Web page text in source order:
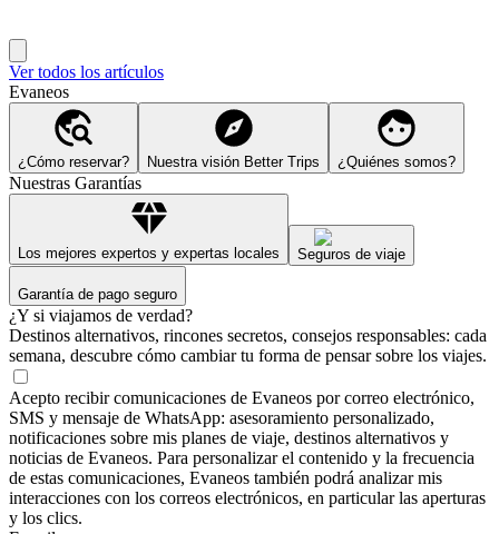
Ver todos los artículos
Evaneos
¿Cómo reservar? Nuestra visión Better Trips ¿Quiénes somos?
Nuestras Garantías
Los mejores expertos y expertas locales Seguros de viaje
Garantía de pago seguro
¿Y si viajamos de verdad?
Destinos alternativos, rincones secretos, consejos responsables: cada
semana, descubre cómo cambiar tu forma de pensar sobre los viajes.
Acepto recibir comunicaciones de Evaneos por correo electrónico,
SMS y mensaje de WhatsApp: asesoramiento personalizado,
notificaciones sobre mis planes de viaje, destinos alternativos y
noticias de Evaneos. Para personalizar el contenido y la frecuencia
de estas comunicaciones, Evaneos también podrá analizar mis
interacciones con los correos electrónicos, en particular las aperturas
y los clics.